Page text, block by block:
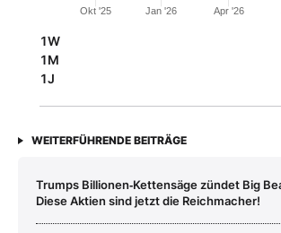
Okt '25 Jan '26 Apr '26
1W
1M
1J
WEITERFÜHRENDE BEITRÄGE
Trumps Billionen‑Kettensäge zündet Big
Diese Aktien sind jetzt die Reichmacher!